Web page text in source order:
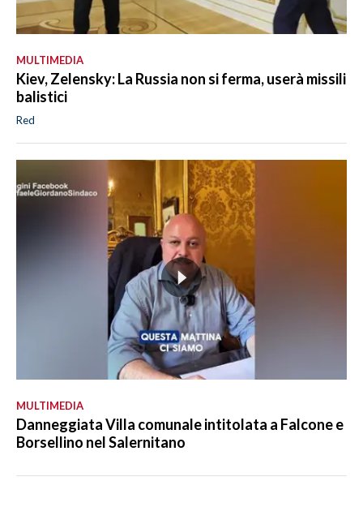
MULTIMEDIA
Kiev, Zelensky: La Russia non si ferma, userà missili
balistici
Red
MULTIMEDIA
Danneggiata Villa comunale intitolata a Falcone e
Borsellino nel Salernitano